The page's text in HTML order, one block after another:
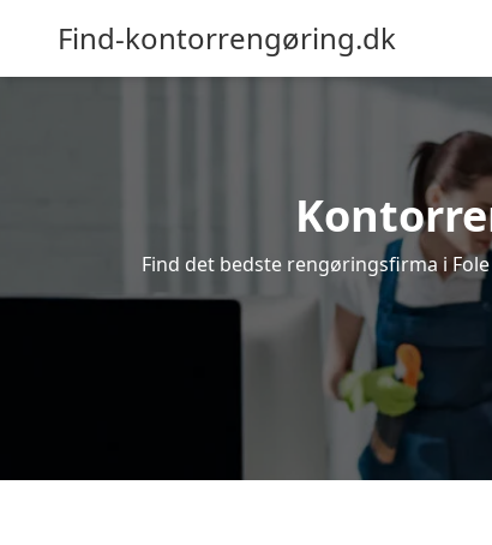
Find-kontorrengøring.dk
Find det bedste rengøringsfirma i